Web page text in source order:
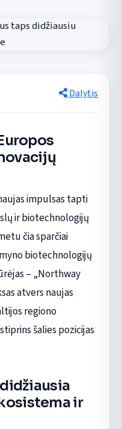
Dalytis
impulsas tapti
ir biotechnologijų
čia sparčiai
biotechnologijų
– „Northway
atvers naujas
regiono
šalies pozicijas
ir